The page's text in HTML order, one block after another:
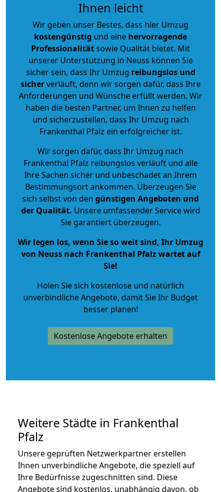
Ihnen leicht
Wir geben unser Bestes, dass hier Umzug
kostengünstig und eine hervorragende
Professionalitätsowie Qualität bietet. Mit
unserer Unterstützung in Neuss können Sie
sicher sein, dass Ihr Umzug reibungslos und
sicherverläuft, denn wir sorgen dafür, dass Ihre
Anforderungen und Wünsche erfüllt werden. Wir
haben die besten Partner, um Ihnen zu helfen
und sicherzustellen, dass Ihr Umzug nach
Frankenthal Pfalz ein erfolgreicher ist.
Wir sorgen dafür, dass Ihr Umzug nach
Frankenthal Pfalz reibungslos verläuft und alle
Ihre Sachen sicher und unbeschadet an Ihrem
Bestimmungsort ankommen. Überzeugen Sie
sich selbst von den günstigen Angeboten und
der Qualität. Unsere umfassender Service wird
Sie garantiert überzeugen.
Wir legen los, wenn Sie so weit sind, Ihr Umzug
von Neuss nach Frankenthal Pfalz wartet auf
Sie!
Holen Sie sich kostenlose und natürlich
unverbindliche Angebote, damit Sie Ihr Budget
besser planen!
Kostenlose Angebote erhalten
Weitere Städte in Frankenthal
Pfalz
Unsere geprüften Netzwerkpartner erstellen
Ihnen unverbindliche Angebote, die speziell auf
Ihre Bedürfnisse zugeschnitten sind. Diese
Angebote sind kostenlos, unabhängig davon, ob